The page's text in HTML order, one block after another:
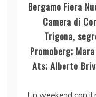
Bergamo Fiera
Camera di
Trigona,
Promoberg;
Ats; Alberto
Un weekend con il